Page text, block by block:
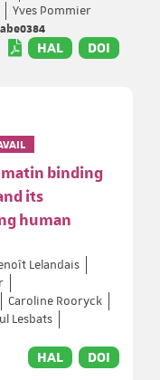
Yves Pommier
HAL DOI
binding
its
human
Lelandais
Caroline Rooryck
Lesbats
HAL DOI